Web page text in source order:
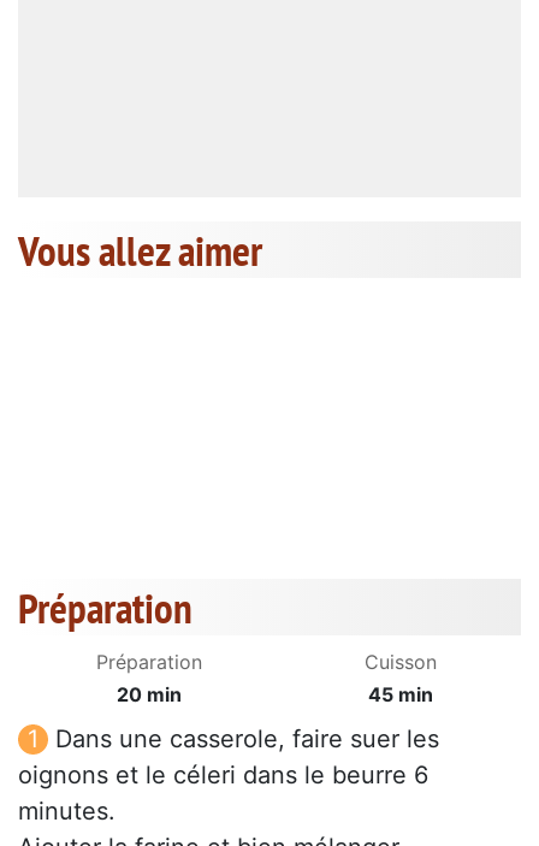
Vous allez aimer
Préparation
Préparation
20 min
Cuisson
45 min
Dans une casserole, faire suer les
oignons et le céleri dans le beurre 6
minutes.